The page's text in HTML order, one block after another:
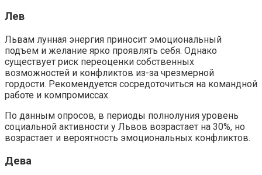
Лев
Львам лунная энергия приносит эмоциональный
подъем и желание ярко проявлять себя. Однако
существует риск переоценки собственных
возможностей и конфликтов из-за чрезмерной
гордости. Рекомендуется сосредоточиться на командной
работе и компромиссах.
По данным опросов, в периоды полнолуния уровень
социальной активности у Львов возрастает на 30%, но
возрастает и вероятность эмоциональных конфликтов.
Дева